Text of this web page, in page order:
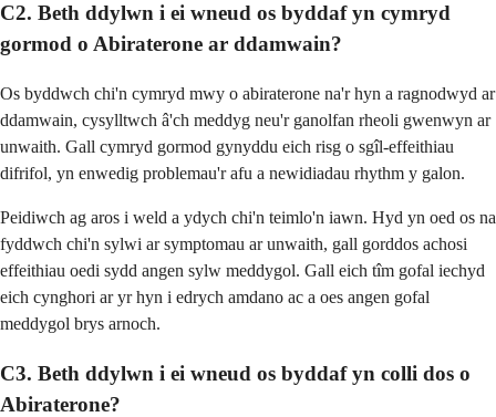
C2. Beth ddylwn i ei wneud os byddaf yn cymryd
gormod o Abiraterone ar ddamwain?
Os byddwch chi'n cymryd mwy o abiraterone na'r hyn a ragnodwyd ar
ddamwain, cysylltwch â'ch meddyg neu'r ganolfan rheoli gwenwyn ar
unwaith. Gall cymryd gormod gynyddu eich risg o sgîl-effeithiau
difrifol, yn enwedig problemau'r afu a newidiadau rhythm y galon.
Peidiwch ag aros i weld a ydych chi'n teimlo'n iawn. Hyd yn oed os na
fyddwch chi'n sylwi ar symptomau ar unwaith, gall gorddos achosi
effeithiau oedi sydd angen sylw meddygol. Gall eich tîm gofal iechyd
eich cynghori ar yr hyn i edrych amdano ac a oes angen gofal
meddygol brys arnoch.
C3. Beth ddylwn i ei wneud os byddaf yn colli dos o
Abiraterone?